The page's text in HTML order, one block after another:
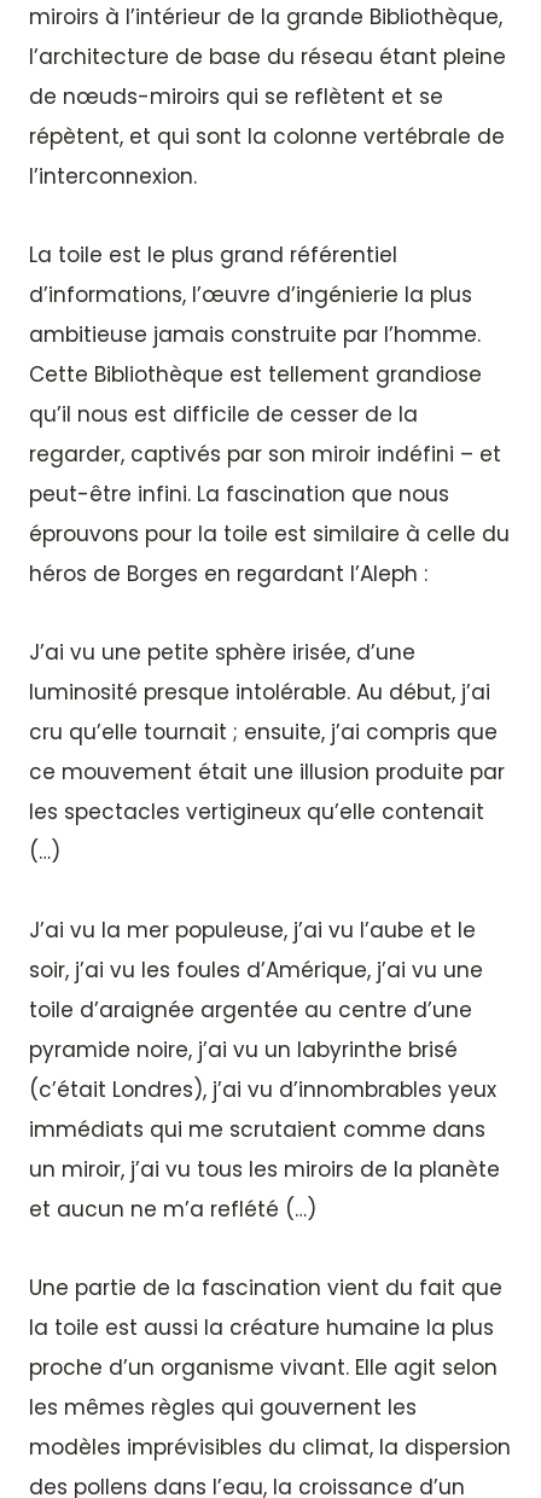
miroirs à l’intérieur de la grande Bibliothèque,
l’architecture de base du réseau étant pleine
de nœuds-miroirs qui se reflètent et se
répètent, et qui sont la colonne vertébrale de
l’interconnexion.
La toile est le plus grand référentiel
d’informations, l’œuvre d’ingénierie la plus
ambitieuse jamais construite par l’homme.
Cette Bibliothèque est tellement grandiose
qu’il nous est difficile de cesser de la
regarder, captivés par son miroir indéfini – et
peut-être infini. La fascination que nous
éprouvons pour la toile est similaire à celle du
héros de Borges en regardant l’Aleph :
J’ai vu une petite sphère irisée, d’une
luminosité presque intolérable. Au début, j’ai
cru qu’elle tournait ; ensuite, j’ai compris que
ce mouvement était une illusion produite par
les spectacles vertigineux qu’elle contenait
(…)
J’ai vu la mer populeuse, j’ai vu l’aube et le
soir, j’ai vu les foules d’Amérique, j’ai vu une
toile d’araignée argentée au centre d’une
pyramide noire, j’ai vu un labyrinthe brisé
(c’était Londres), j’ai vu d’innombrables yeux
immédiats qui me scrutaient comme dans
un miroir, j’ai vu tous les miroirs de la planète
et aucun ne m’a reflété (…)
Une partie de la fascination vient du fait que
la toile est aussi la créature humaine la plus
proche d’un organisme vivant. Elle agit selon
les mêmes règles qui gouvernent les
modèles imprévisibles du climat, la dispersion
des pollens dans l’eau, la croissance d’un